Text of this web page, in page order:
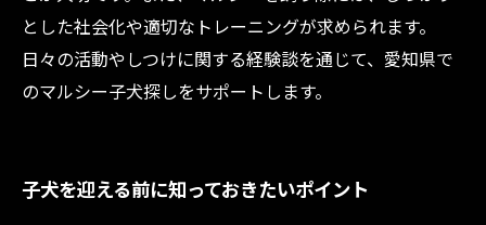
とした社会化や適切なトレーニングが求められます。
日々の活動やしつけに関する経験談を通じて、愛知県で
のマルシー子犬探しをサポートします。
子犬を迎える前に知っておきたいポイント